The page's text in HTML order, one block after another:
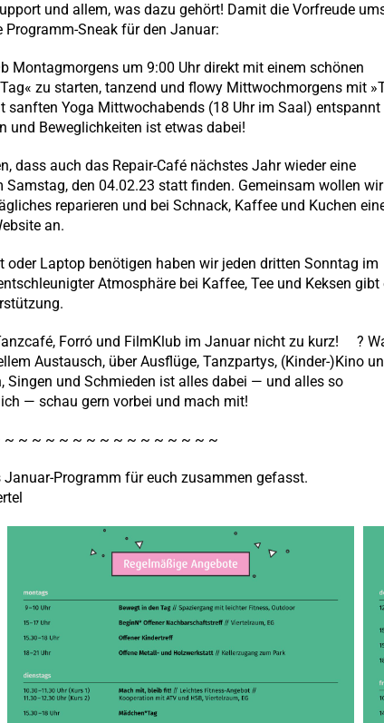
und allem, was dazu gehört! Damit die Vorfreude
Sneak für den Januar:
Montagmorgens um 9:00 Uhr direkt mit einem schönen
zu starten, tanzend und flowy Mittwochmorgens mit
Yoga Mittwochabends (18 Uhr im Saal) entspannt
und Beweglichkeiten ist etwas dabei!
dass auch das Repair-Café nächstes Jahr wieder eine
den 04.02.23 statt finden. Gemeinsam wollen wir
reparieren und bei Schnack, Kaffee und Kuchen
an.
Laptop benötigen haben wir jeden dritten Sonntag im
Atmosphäre bei Kaffee, Tee und Keksen gibt
Forró und FilmKlub im Januar nicht zu kurz! ?
Austausch, über Ausflüge, Tanzpartys, (Kinder-)Kino
Singen und Schmieden ist alles dabei — und alles so
— schau gern vorbei und mach mit!
~ ~ ~ ~ ~ ~ ~ ~ ~ ~ ~ ~ ~ ~ ~
Programm für euch zusammen gefasst.